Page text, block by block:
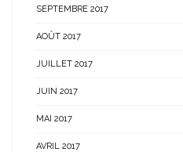
SEPTEMBRE 2017
AOÛT 2017
JUILLET 2017
JUIN 2017
MAI 2017
AVRIL 2017